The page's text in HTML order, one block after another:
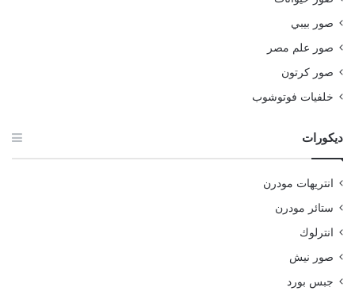
صور بيبي
صور علم مصر
صور كرتون
خلفيات فوتوشوب
ديكورات
انتريهات مودرن
ستائر مودرن
انترلوك
صور نيش
جبس بورد